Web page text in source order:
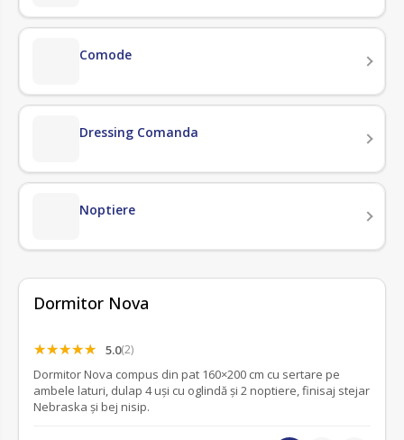
Comode
Dressing Comanda
Noptiere
Dormitor Nova
5.0(2)
Dormitor Nova compus din pat 160×200 cm cu sertare pe
ambele laturi, dulap 4 uși cu oglindă și 2 noptiere, finisaj stejar
Nebraska și bej nisip.